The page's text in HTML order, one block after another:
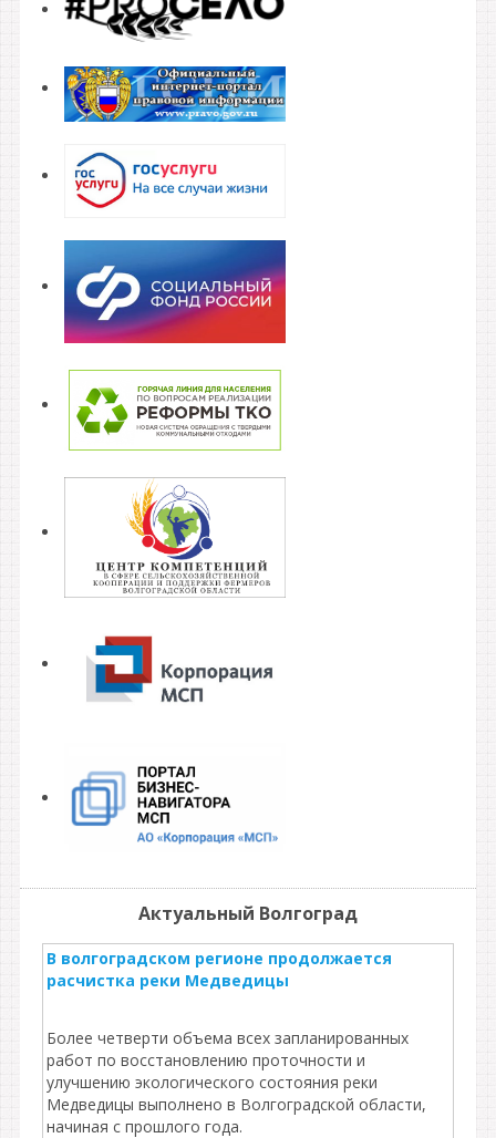
Актуальный Волгоград
В волгоградском регионе продолжается
расчистка реки Медведицы
Более четверти объема всех запланированных
работ по восстановлению проточности и
улучшению экологического состояния реки
Медведицы выполнено в Волгоградской области,
начиная с прошлого года.